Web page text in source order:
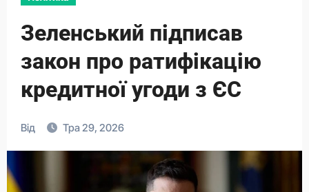
Зеленський підписав
закон про ратифікацію
кредитної угоди з ЄС
Від Тра 29, 2026